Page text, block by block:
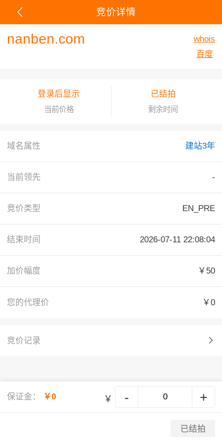
竞价详情
nanben.com
whois
百度
登录后显示
当前价格
已结拍
剩余时间
域名属性 建站3年
当前领先 -
竞价类型 EN_PRE
结束时间 2026-07-11 22:08:04
加价幅度 ￥50
您的代理价 ￥0
竞价记录
保证金： ￥0 ￥ - +